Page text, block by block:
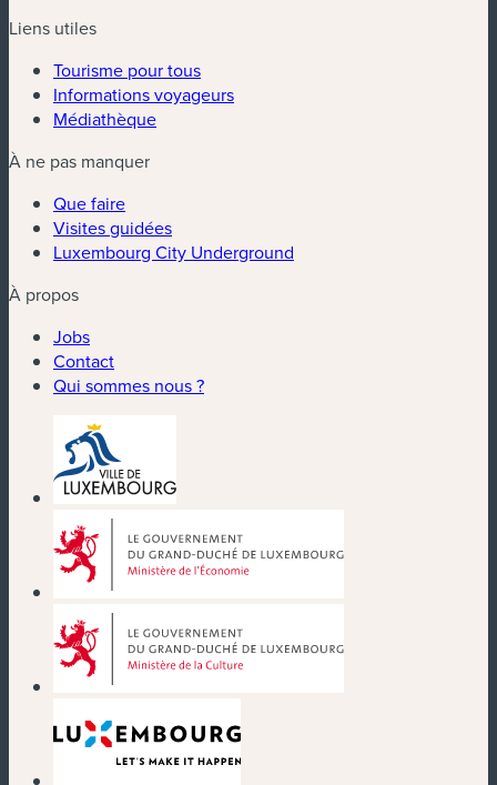
Liens utiles
Tourisme pour tous
Informations voyageurs
Médiathèque
À ne pas manquer
Que faire
Visites guidées
Luxembourg City Underground
À propos
Jobs
Contact
Qui sommes nous ?